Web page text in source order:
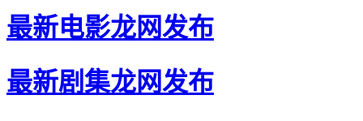
最新电影龙网发布
最新剧集龙网发布